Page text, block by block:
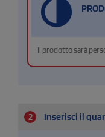
Il prodotto sarà
2 Inserisci il